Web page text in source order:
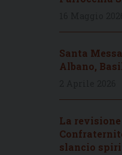
Santa
Albano,
La
slancio